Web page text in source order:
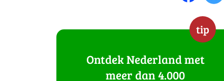
tip
Ontdek Nederland met
meer dan 4.000